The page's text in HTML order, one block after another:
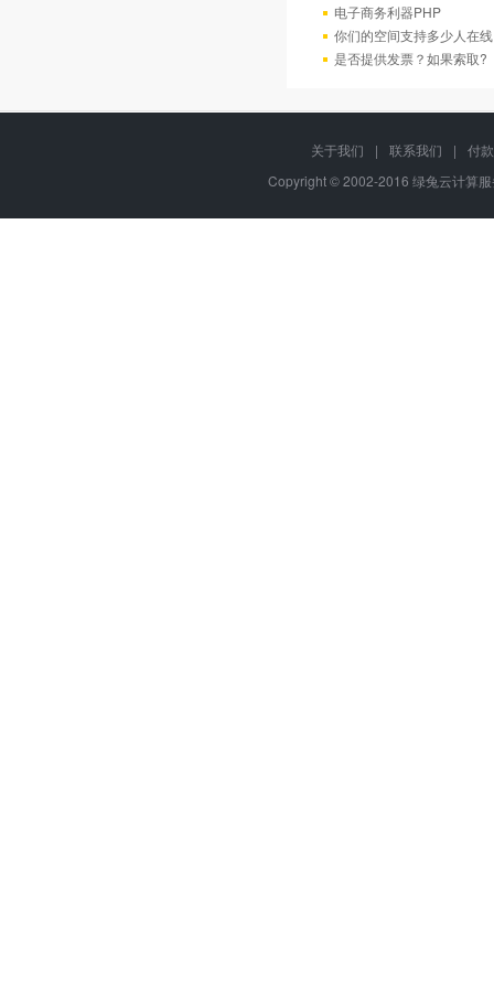
电子商务利器PHP
你们的空间支持多少人在
是否提供发票？如果索取?
关于我们 | 联系我们 |
付
Copyright © 2002-2016 绿兔云计算